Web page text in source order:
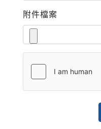
附件檔案